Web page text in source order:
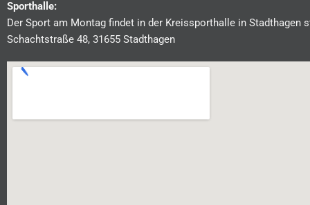
Sporthalle:
Der Sport am Montag findet in der Kreissporthalle in Stadthagen
Schachtstraße 48, 31655 Stadthagen